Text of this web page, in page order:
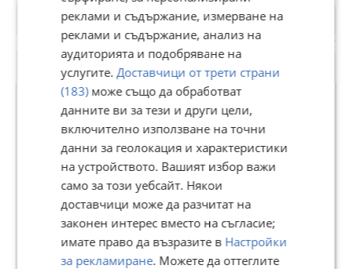
литиево-йонна с ExpressCharge™ (зависи от конкретната
конфигурация)
HD (720p) или FHD (1080p) RGB/IR уеб камера с функция за
засичане на човешко присъствие и физически капак
4 високоговорителя (2 W всеки) с Waves MaxxAudio® Pro, 2
микрофона с интелигентно шумопотискане
Клавиатура С подсветка
6м. Гаранция!
Със зарядно.
Premium
i-dealbg.com
24230рейтинг
В Bazar.BG от 18 февруари 2014г.
Последно активен 07 август в 14:18 ч.
Телефон(и):0879940971
48 Обяви
реклами и съдържание, измерване на
реклами и съдържание, анализ на
аудиторията и подобряване на
услугите.Доставчици от трети страни
(183)може също да обработват
данните ви за тези и други цели,
включително използване на точни
данни за геолокация и характеристики
на устройството. Вашият избор важи
само за този уебсайт. Някои
доставчици може да разчитат на
законен интерес вместо на съгласие;
имате право да възразите в Настройки
за рекламиране. Можете да оттеглите